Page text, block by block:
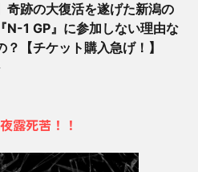
奇跡の大復活を遂げた新潟の
N-1 GP』に参加しない理由な
？【チケット購入急げ！】
露死苦！！